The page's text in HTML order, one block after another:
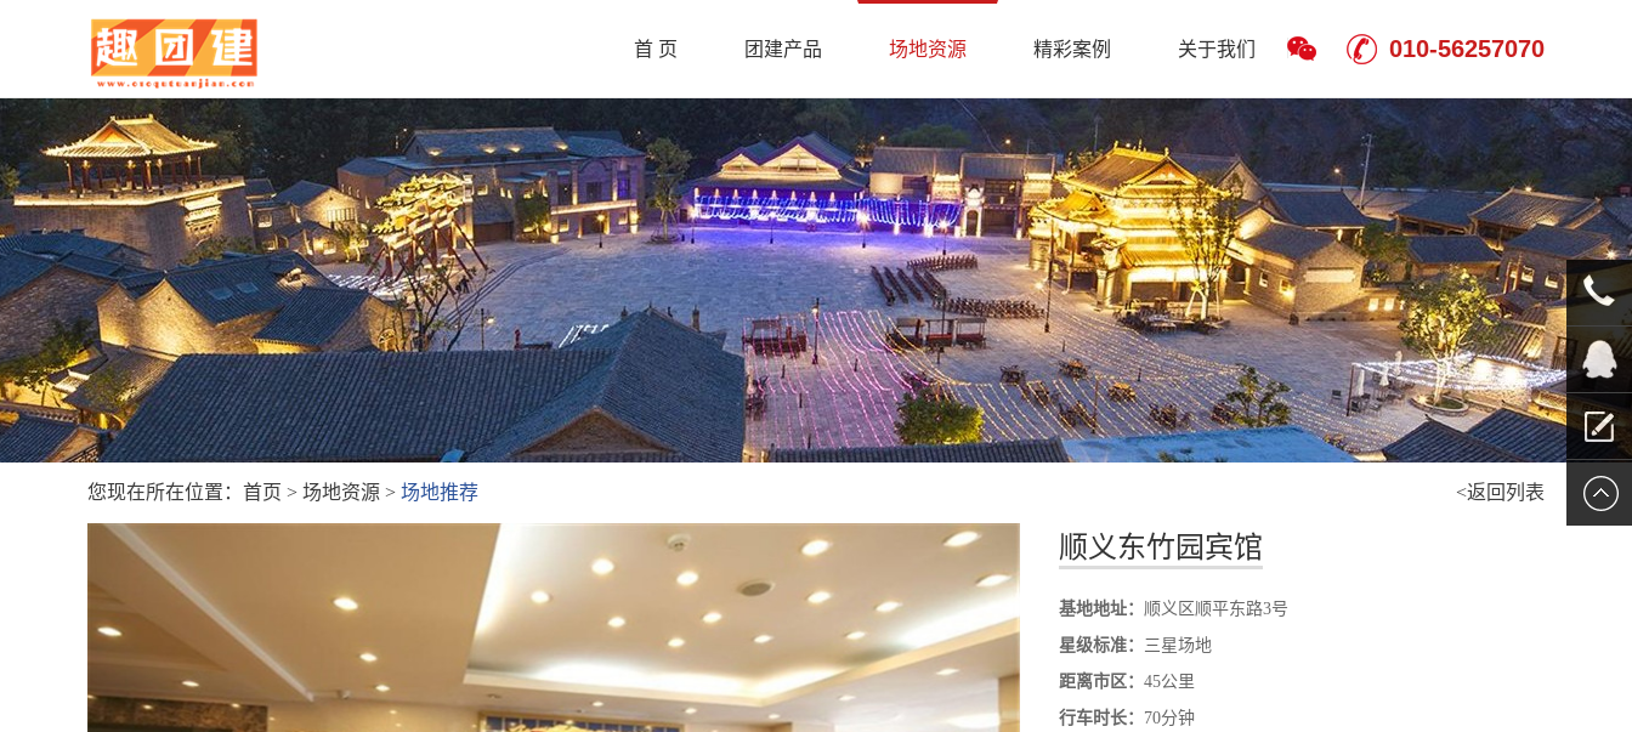
首 页 团建产品 场地资源 精彩案例 关于我们 010-56257070
您现在所在位置： 首页 > 场地资源 > 场地推荐 <返回列表
顺义东竹园宾馆
基地地址： 顺义区顺平东路3号
星级标准： 三星场地
距离市区： 45公里
行车时长： 70分钟
010-
QQ客服
留言报